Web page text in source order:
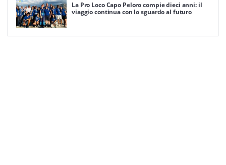
La Pro Loco Capo Peloro compie dieci anni: il
viaggio continua con lo sguardo al futuro